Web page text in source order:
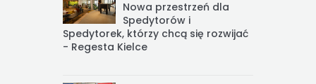
Nowa przestrzeń dla
Spedytorów i
Spedytorek, którzy chcą się rozwijać
- Regesta Kielce